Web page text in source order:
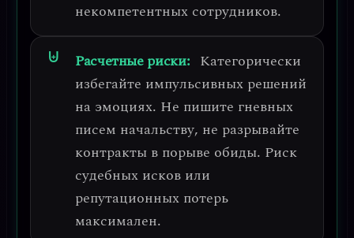
некомпетентных сотрудников.
Расчетные риски: Категорически
избегайте импульсивных решений
на эмоциях. Не пишите гневных
писем начальству, не разрывайте
контракты в порыве обиды. Риск
судебных исков или
репутационных потерь
максимален.